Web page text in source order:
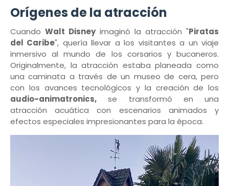
Orígenes de la atracción
Cuando Walt Disneyimaginó la atracción "Piratas
del Caribe", quería llevar a los visitantes a un viaje
inmersivo al mundo de los corsarios y bucaneros.
Originalmente, la atracción estaba planeada como
una caminata a través de un museo de cera, pero
con los avances tecnológicos y la creación de los
audio-animatronics, se transformó en una
atracción acuática con escenarios animados y
efectos especiales impresionantes para la época.